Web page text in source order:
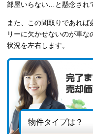
部屋いらない…と懸念され
また、この間取りであれば
リーに欠かせないのが車
状況を左右します。